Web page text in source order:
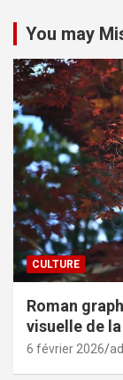
You may
CULTURE
Roman
visuelle de
6 février 2026